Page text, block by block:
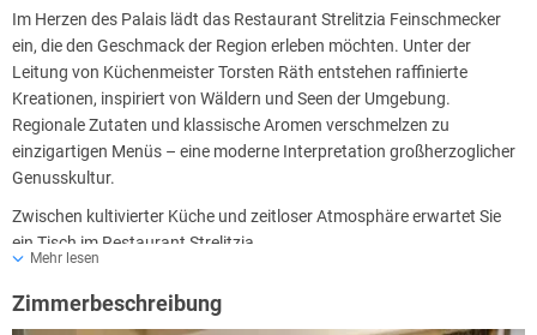
Im Herzen des Palais lädt das Restaurant Strelitzia Feinschmecker
ein, die den Geschmack der Region erleben möchten. Unter der
Leitung von Küchenmeister Torsten Räth entstehen raffinierte
Kreationen, inspiriert von Wäldern und Seen der Umgebung.
Regionale Zutaten und klassische Aromen verschmelzen zu
einzigartigen Menüs – eine moderne Interpretation großherzoglicher
Genusskultur.
Zwischen kultivierter Küche und zeitloser Atmosphäre erwartet Sie
ein Tisch im Restaurant Strelitzia.
Mittwoch bis Sonntag: 18:00 bis 20:30 Uhr
Mehr lesen
Zimmerbeschreibung